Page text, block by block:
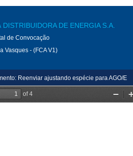
DISTRIBUIDORA DE ENERGIA S.A.
de Convocação
Vasques - (FCA V1)
Reenviar ajustando espécie para AGO/E